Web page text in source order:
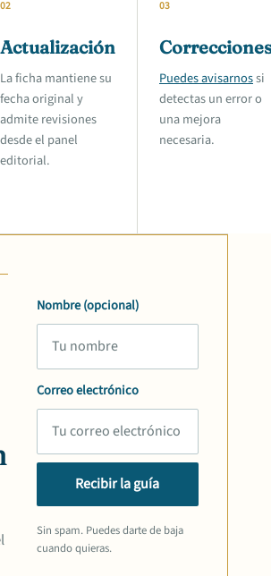
02
Actualización
La ficha mantiene su
fecha original y
admite revisiones
desde el panel
editorial.
03
Puedes avisarnossi
detectas un error o
una mejora
necesaria.
Nombre (opcional)
Correo electrónico
Recibir la guía
Sin spam. Puedes darte de baja
cuando quieras.